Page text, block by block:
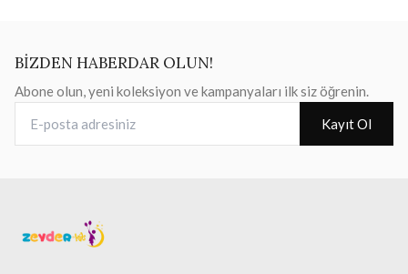
BİZDEN HABERDAR OLUN!
Abone olun, yeni koleksiyon ve kampanyaları ilk siz öğrenin.
Kayıt Ol